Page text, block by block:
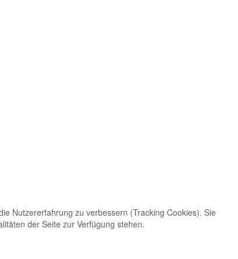
Nutzererfahrung zu verbessern (Tracking Cookies). Sie
der Seite zur Verfügung stehen.